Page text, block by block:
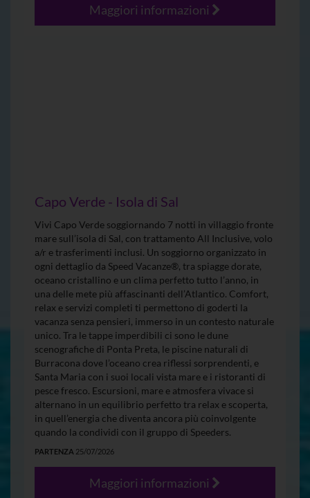
Maggiori informazioni
Capo Verde - Isola di Sal
Vivi Capo Verde soggiornando 7 notti in villaggio fronte
mare sull’isola di Sal, con trattamento All Inclusive, volo
a/r e trasferimenti inclusi. Un soggiorno organizzato in
ogni dettaglio da Speed Vacanze®, tra spiagge dorate,
oceano cristallino e un clima perfetto tutto l’anno, in
una delle mete più affascinanti dell’Atlantico. Comfort,
relax e servizi completi ti permettono di goderti la
vacanza senza pensieri, immerso in un contesto naturale
unico. Tra le tappe imperdibili ci sono le dune
scenografiche di Ponta Preta, le piscine naturali di
Burracona dove l’oceano crea riflessi sorprendenti, e
Santa Maria con i suoi locali vista mare e i ristoranti di
pesce fresco. Escursioni, mare e atmosfera vivace si
alternano in un equilibrio perfetto tra relax e scoperta,
in quell’energia che diventa ancora più coinvolgente
quando la condividi con il gruppo di Speeders.
PARTENZA 25/07/2026
Maggiori informazioni